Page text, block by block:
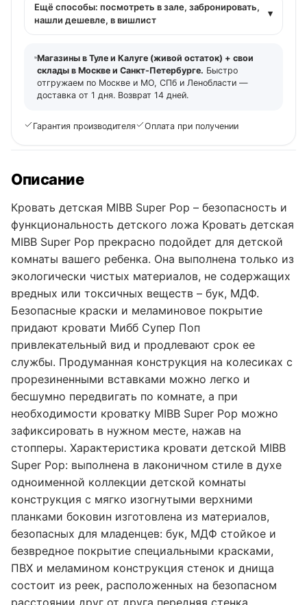
Ещё способы: посмотреть в зале, забронировать,
нашли дешевле, в вишлист
▾
Магазины в Туле и Калуге (живой остаток) + свои
склады в Москве и Санкт-Петербурге. Быстро
отгружаем по Москве и МО, СПб и Ленобласти —
доставка от 1 дня. Возврат 14 дней.
Гарантия производителя Оплата при получении
Описание
Кровать детская MIBB Super Pop – безопасность и
функциональность детского ложа Кровать детская
MIBB Super Pop прекрасно подойдет для детской
комнаты вашего ребенка. Она выполнена только из
экологически чистых материалов, не содержащих
вредных или токсичных веществ – бук, МДФ.
Безопасные краски и меламиновое покрытие
придают кровати Мибб Супер Поп
привлекательный вид и продлевают срок ее
службы. Продуманная конструкция на колесиках с
прорезиненными вставками можно легко и
бесшумно передвигать по комнате, а при
необходимости кроватку MIBB Super Pop можно
зафиксировать в нужном месте, нажав на
стопперы. Характеристика кровати детской MIBB
Super Pop: выполнена в лаконичном стиле в духе
одноименной коллекции детской комнаты
конструкция с мягко изогнутыми верхними
планками боковин изготовлена из материалов,
безопасных для младенцев: бук, МДФ стойкое и
безвредное покрытие специальными красками,
ПВХ и меламином конструкция стенок и днища
состоит из реек, расположенных на безопасном
расстоянии друг от друга передняя стенка